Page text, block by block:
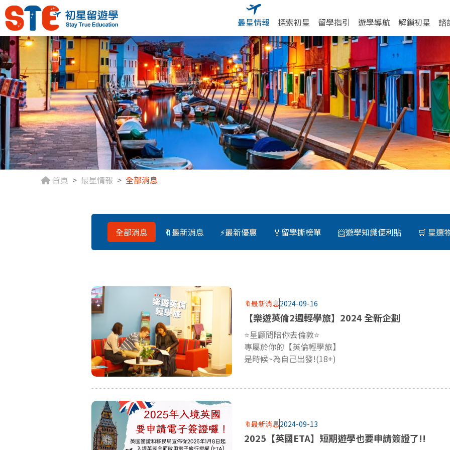
最星情報 探索初星 留學指引 遊學導航 解鎖初星 諮
首頁 最星情報 全部消息
全部消息 🔖最新消息 ⚡最新優惠 🏅留學撕榜單 📨遊學知識便利貼 🛒 星選
🔖最新消息2024-09-16
【樂遊英倫2週輕學旅】2024 全新企劃
⭐星顧問陪你去倫敦⭐
專屬於你的【英倫輕學旅】
是時候~為自己出發!(18+)
🔖最新消息2024-09-13
2025【英國ETA】短期遊學也要申請簽證了!!